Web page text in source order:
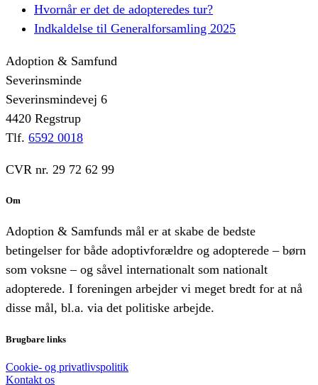
Hvornår er det de adopteredes tur?
Indkaldelse til Generalforsamling 2025
Adoption & Samfund
Severinsminde
Severinsmindevej 6
4420 Regstrup
Tlf. 6592 0018
CVR nr. 29 72 62 99
Om
Adoption & Samfunds mål er at skabe de bedste
betingelser for både adoptivforældre og adopterede – børn
som voksne – og såvel internationalt som nationalt
adopterede. I foreningen arbejder vi meget bredt for at nå
disse mål, bl.a. via det politiske arbejde.
Brugbare links
Cookie- og privatlivspolitik
Kontakt os